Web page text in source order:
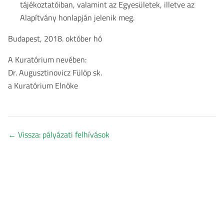
tájékoztatóiban, valamint az Egyesületek, illetve az
Alapítvány honlapján jelenik meg.
Budapest, 2018. október hó
A Kuratórium nevében:
Dr. Augusztinovicz Fülöp sk.
a Kuratórium Elnöke
← Vissza: pályázati felhívások